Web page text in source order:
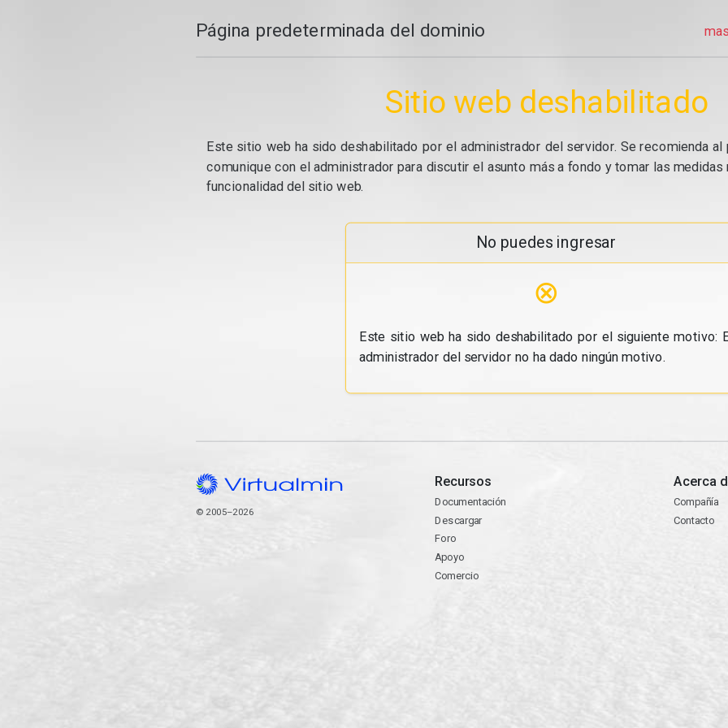
Página predeterminada del dominio
Sitio web deshabilitado
Este sitio web ha sido deshabilitado por el administrador del servidor. Se recomienda
comunique con el administrador para discutir el asunto más a fondo y tomar las medidas
funcionalidad del sitio web.
No puedes ingresar
⊗
Este sitio web ha sido deshabilitado por el siguiente motivo:
administrador del servidor no ha dado ningún motivo.
© 2005–2026
Recursos
Documentación
Descargar
Foro
Apoyo
Comercio
Acerca
Compañía
Contacto